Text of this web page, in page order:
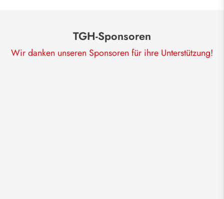
TGH-Sponsoren
Wir danken unseren Sponsoren für ihre Unterstützung!